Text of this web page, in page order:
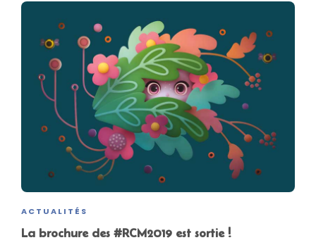
ACTUALITÉS
La brochure des #RCM2019 est sortie !